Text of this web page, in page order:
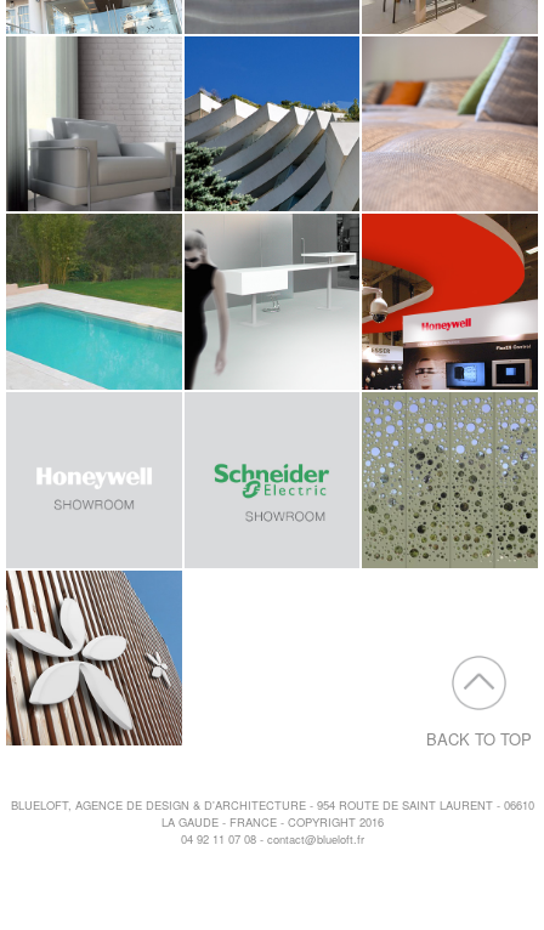
BLUELOFT, AGENCE DE DESIGN & D'ARCHITECTURE - 954 ROUTE DE SAINT LAURENT - 06610
LA GAUDE - FRANCE - COPYRIGHT 2016
04 92 11 07 08 - contact@blueloft.fr
BACK TO TOP